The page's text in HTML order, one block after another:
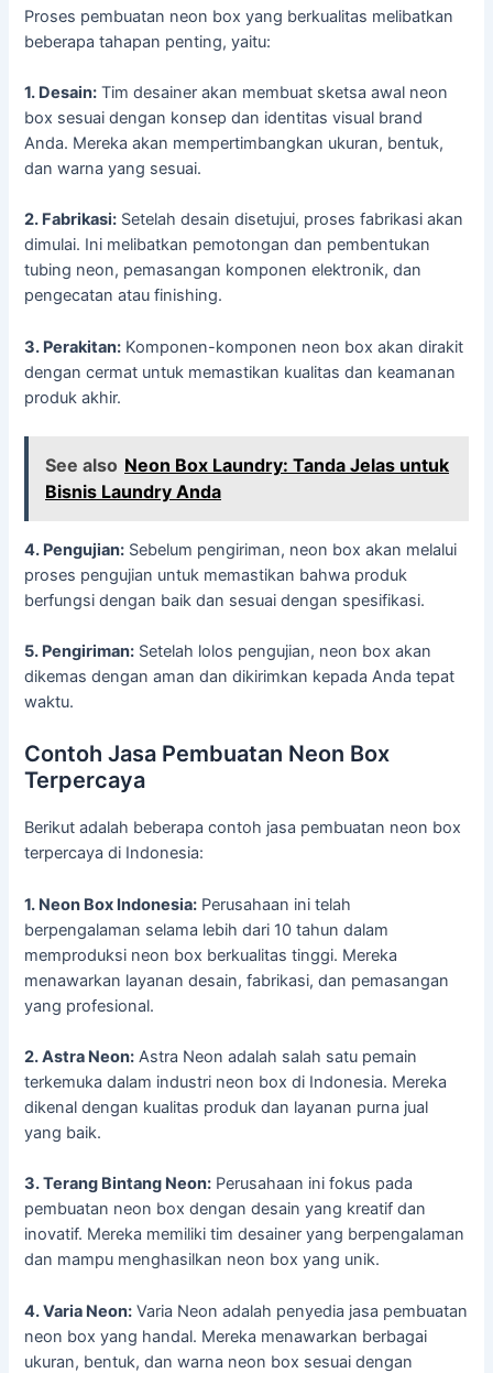
Proses pembuatan neon box yang berkualitas melibatkan
beberapa tahapan penting, yaitu:
1. Desain: Tim desainer akan membuat sketsa awal neon
box sesuai dengan konsep dan identitas visual brand
Anda. Mereka akan mempertimbangkan ukuran, bentuk,
dan warna yang sesuai.
2. Fabrikasi: Setelah desain disetujui, proses fabrikasi akan
dimulai. Ini melibatkan pemotongan dan pembentukan
tubing neon, pemasangan komponen elektronik, dan
pengecatan atau finishing.
3. Perakitan: Komponen-komponen neon box akan dirakit
dengan cermat untuk memastikan kualitas dan keamanan
produk akhir.
See also Neon Box Laundry: Tanda Jelas untuk
Bisnis Laundry Anda
4. Pengujian: Sebelum pengiriman, neon box akan melalui
proses pengujian untuk memastikan bahwa produk
berfungsi dengan baik dan sesuai dengan spesifikasi.
5. Pengiriman: Setelah lolos pengujian, neon box akan
dikemas dengan aman dan dikirimkan kepada Anda tepat
waktu.
Contoh Jasa Pembuatan Neon Box
Terpercaya
Berikut adalah beberapa contoh jasa pembuatan neon box
terpercaya di Indonesia:
1. Neon Box Indonesia: Perusahaan ini telah
berpengalaman selama lebih dari 10 tahun dalam
memproduksi neon box berkualitas tinggi. Mereka
menawarkan layanan desain, fabrikasi, dan pemasangan
yang profesional.
2. Astra Neon: Astra Neon adalah salah satu pemain
terkemuka dalam industri neon box di Indonesia. Mereka
dikenal dengan kualitas produk dan layanan purna jual
yang baik.
3. Terang Bintang Neon: Perusahaan ini fokus pada
pembuatan neon box dengan desain yang kreatif dan
inovatif. Mereka memiliki tim desainer yang berpengalaman
dan mampu menghasilkan neon box yang unik.
4. Varia Neon: Varia Neon adalah penyedia jasa pembuatan
neon box yang handal. Mereka menawarkan berbagai
ukuran, bentuk, dan warna neon box sesuai dengan